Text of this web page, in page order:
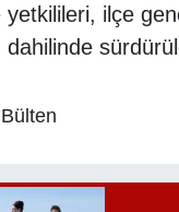
ilçe
dahilinde
Bülten